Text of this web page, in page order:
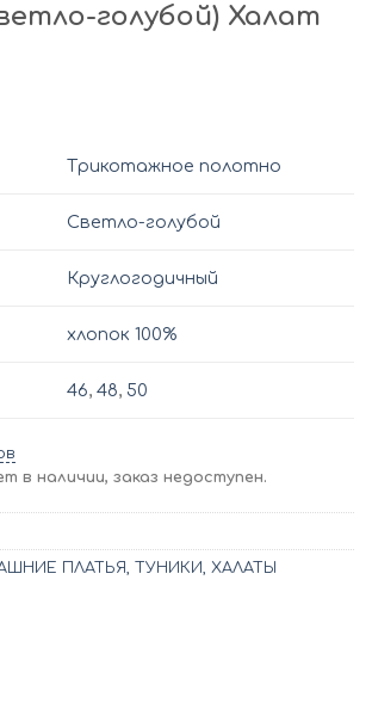
голубой) Халат
Трикотажное полотно
Светло-голубой
Круглогодичный
хлопок 100%
46,48, 50
в наличии, заказ недоступен.
ПЛАТЬЯ, ТУНИКИ, ХАЛАТЫ